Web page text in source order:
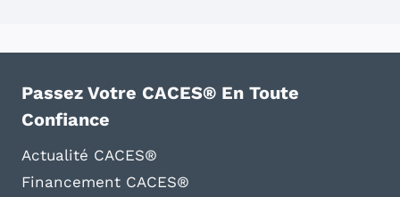
Passez Votre CACES® En Toute
Confiance
Actualité CACES®
Financement CACES®